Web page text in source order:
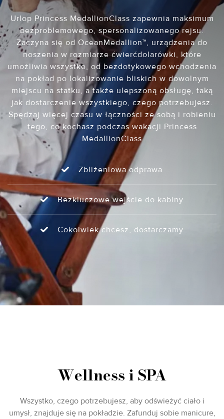
Urlop Princess MedallionClass zapewnia maksimum
bezproblemowego, spersonalizowanego rejsu.
Zaczyna się od OceanMedallion™, urządzenia do
noszenia w rozmiarze ćwierćdolarówki, które
umożliwia wszystko, od bezdotykowego wchodzenia
na pokład po lokalizowanie bliskich w dowolnym
miejscu na statku, a także ulepszoną obsługę, taką
jak dostarczenie wszystkiego, czego potrzebujesz.
Spędzaj więcej czasu w łączności ze sobą i robieniu
tego, co kochasz podczas wakacji Princess
MedallionClass
Zbliżeniowa odprawa
Bezkluczowe wejście do kabiny
Cokolwiek chcesz, dostarczamy
Wellness i SPA
Wszystko, czego potrzebujesz, aby odświeżyć ciało i
umysł, znajduje się na pokładzie. Zafunduj sobie manicure,